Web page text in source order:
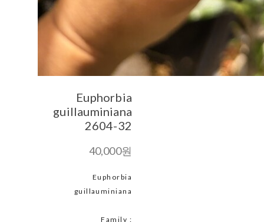
Euphorbia
guillauminiana
2604-32
40,000원
Euphorbia
guillauminiana
Family :